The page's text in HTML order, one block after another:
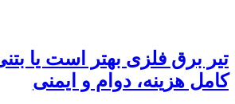
تیر برق فلزی بهتر است یا
کامل هزینه، دوام و ایمنی